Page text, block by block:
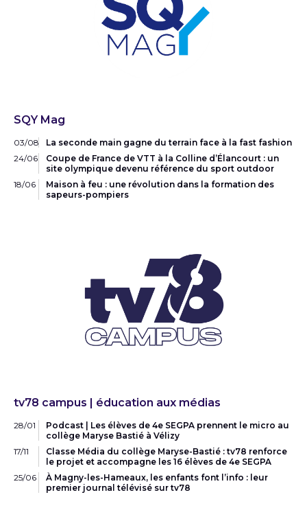
SQY Mag
03/08
La seconde main gagne du terrain face à la fast fashion
24/06
Coupe de France de VTT à la Colline d’Élancourt : un
site olympique devenu référence du sport outdoor
18/06
Maison à feu : une révolution dans la formation des
sapeurs-pompiers
tv78 campus | éducation aux médias
28/01
Podcast | Les élèves de 4e SEGPA prennent le micro au
collège Maryse Bastié à Vélizy
17/11
Classe Média du collège Maryse-Bastié : tv78 renforce
le projet et accompagne les 16 élèves de 4e SEGPA
25/06
À Magny-les-Hameaux, les enfants font l’info : leur
premier journal télévisé sur tv78